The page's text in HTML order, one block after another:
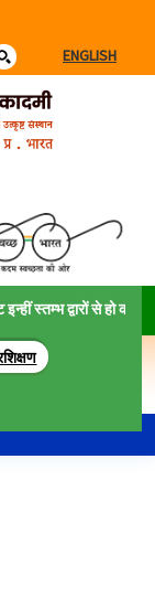
ENGLISH
स्तम्भ द्वारों से हो कर